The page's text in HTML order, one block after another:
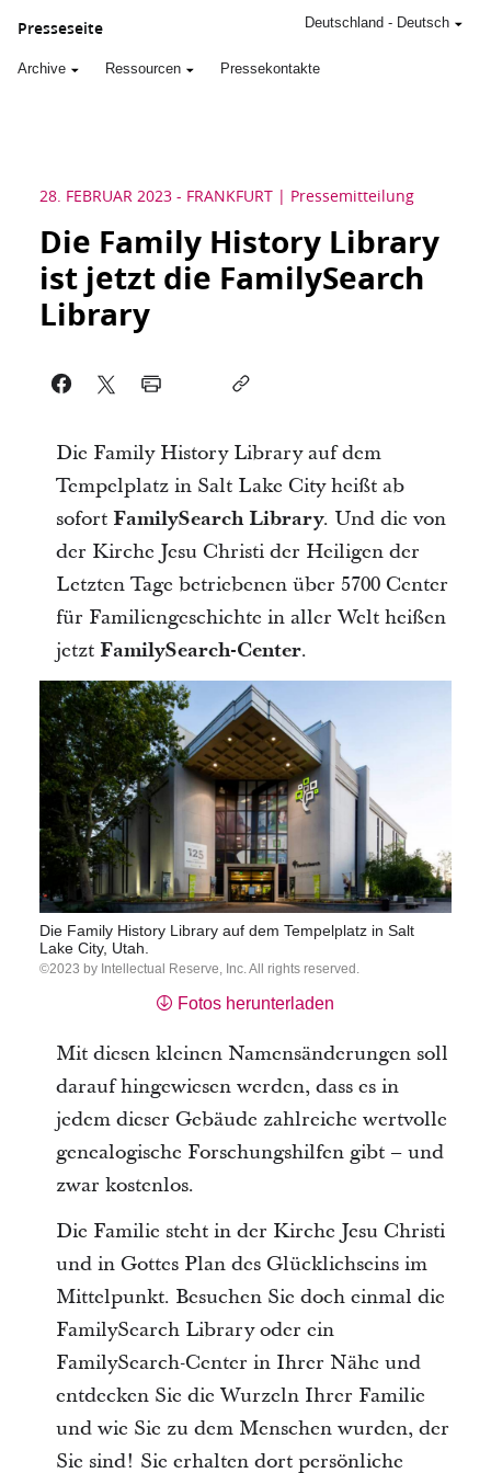
Presseseite
Archive Ressourcen Pressekontakte
Deutschland - Deutsch
28. FEBRUAR 2023 - FRANKFURT Pressemitteilung
Die Family History Library
ist jetzt die FamilySearch
Library
Die Family History Library auf dem
Tempelplatz in Salt Lake City heißt ab
sofort FamilySearch Library. Und die von
der Kirche Jesu Christi der Heiligen der
Letzten Tage betriebenen über 5700 Center
für Familiengeschichte in aller Welt heißen
jetzt FamilySearch-Center.
Die Family History Library auf dem Tempelplatz in Salt
Lake City, Utah.
2023 by Intellectual Reserve, Inc. All rights reserved.
Fotos herunterladen
Mit diesen kleinen Namensänderungen soll
darauf hingewiesen werden, dass es in
jedem dieser Gebäude zahlreiche wertvolle
genealogische Forschungshilfen gibt – und
zwar kostenlos.
Die Familie steht in der Kirche Jesu Christi
und in Gottes Plan des Glücklichseins im
Mittelpunkt. Besuchen Sie doch einmal die
FamilySearch Library oder ein
FamilySearch-Center in Ihrer Nähe und
entdecken Sie die Wurzeln Ihrer Familie
und wie Sie zu dem Menschen wurden, der
Sie sind! Sie erhalten dort persönliche